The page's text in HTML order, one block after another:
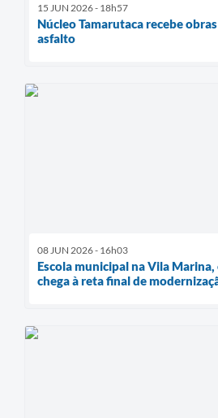
15 JUN 2026 - 18h57
Núcleo Tamarutaca recebe
asfalto
08 JUN 2026 - 16h03
Escola municipal na Vila
chega à reta final de